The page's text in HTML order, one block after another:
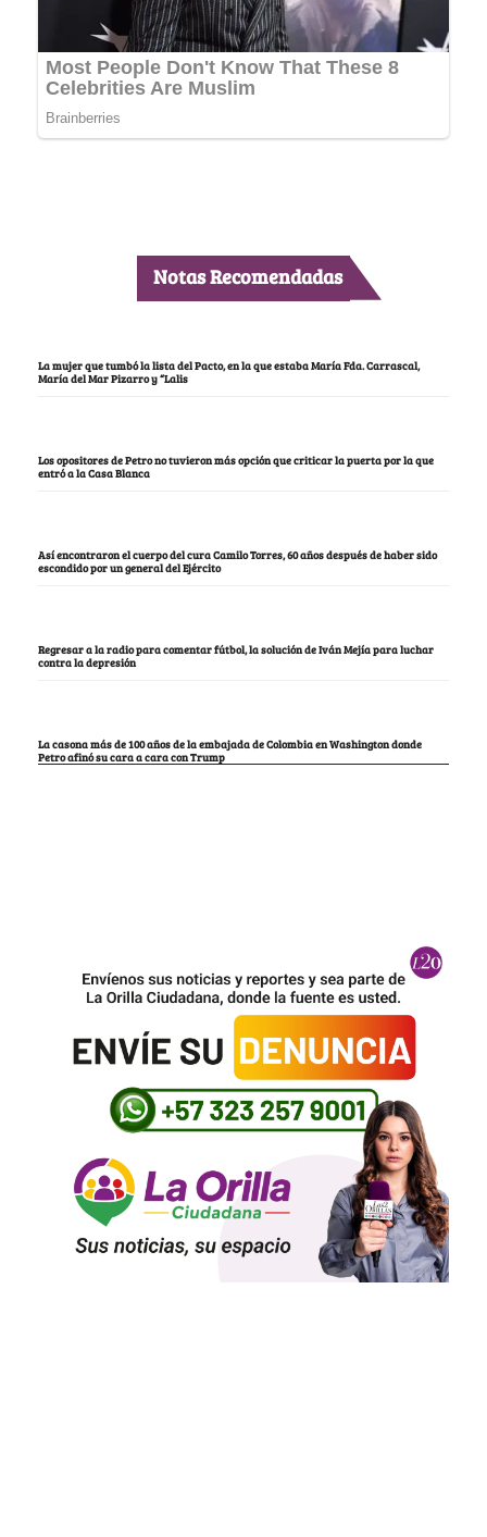
Notas Recomendadas
La mujer que tumbó la lista del Pacto, en la que estaba María Fda. Carrascal,
María del Mar Pizarro y “Lalis
Los opositores de Petro no tuvieron más opción que criticar la puerta por la que
entró a la Casa Blanca
Así encontraron el cuerpo del cura Camilo Torres, 60 años después de haber sido
escondido por un general del Ejército
Regresar a la radio para comentar fútbol, la solución de Iván Mejía para luchar
contra la depresión
La casona más de 100 años de la embajada de Colombia en Washington donde
Petro afinó su cara a cara con Trump